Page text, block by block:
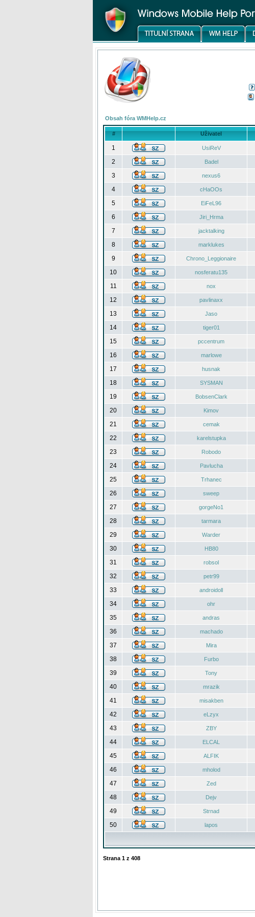
Obsah fóra WMHelp.cz
# Uživatel
1 UsiReV
2
Badel
3
nexus6
4
cHaOOs
5
EiFeL96
6
Jiri_Hrma
7
jacktalking
8
marklukes
9
Chrono_Leggionaire
10
nosferatu135
11
nox
12
pavlinaxx
13
Jaso
14
tiger01
15
pccentrum
16
marlowe
17
husnak
18
SYSMAN
19
BobsenClark
20
Kimov
21
cemak
22
karelstupka
23
Robodo
24
Pavlucha
25
Trhanec
26
sweep
27
gorgeNo1
28
tarmara
29
Warder
30
HB80
31
robsol
32
petr99
33
androidoll
34
ohr
35
andras
36
machado
37
Mira
38
Furbo
39
Tony
40
mrazik
41
misakben
42
eLzyx
43
ZBY
44
ELCAL
45
ALFIK
46
mholod
47
Zed
48
Dejv
49
Strnad
50
lapos
Strana 1 z 408